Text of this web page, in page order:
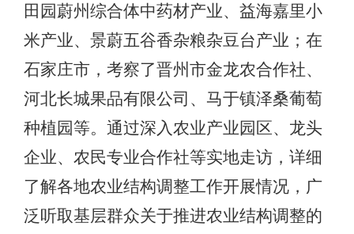
田园蔚州综合体中药材产业、益海嘉里小
米产业、景蔚五谷香杂粮杂豆台产业；在
石家庄市，考察了晋州市金龙农合作社、
河北长城果品有限公司、马于镇泽桑葡萄
种植园等。通过深入农业产业园区、龙头
企业、农民专业合作社等实地走访，详细
了解各地农业结构调整工作开展情况，广
泛听取基层群众关于推进农业结构调整的